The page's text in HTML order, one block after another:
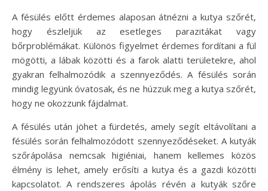
A fésülés előtt érdemes alaposan átnézni a kutya szőrét,
hogy észleljük az esetleges parazitákat vagy
bőrproblémákat. Különös figyelmet érdemes fordítani a fül
mögötti, a lábak közötti és a farok alatti területekre, ahol
gyakran felhalmozódik a szennyeződés. A fésülés során
mindig legyünk óvatosak, és ne húzzuk meg a kutya szőrét,
hogy ne okozzunk fájdalmat.
A fésülés után jöhet a fürdetés, amely segít eltávolítani a
fésülés során felhalmozódott szennyeződéseket. A kutyák
szőrápolása nemcsak higiéniai, hanem kellemes közös
élmény is lehet, amely erősíti a kutya és a gazdi közötti
kapcsolatot. A rendszeres ápolás révén a kutyák szőre